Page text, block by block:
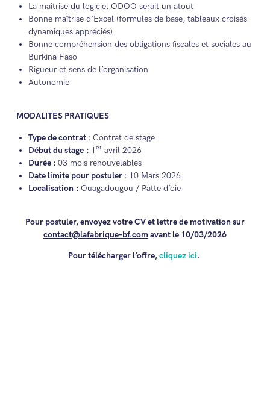
La maîtrise du logiciel ODOO serait un atout
Bonne maîtrise d’Excel (formules de base, tableaux croisés
dynamiques appréciés)
Bonne compréhension des obligations fiscales et sociales au
Burkina Faso
Rigueur et sens de l’organisation
Autonomie
MODALITES PRATIQUES
Type de contrat : Contrat de stage
Début du stage : 1 er avril 2026
Durée : 03 mois renouvelables
Date limite pour postuler : 10 Mars 2026
Localisation : Ouagadougou / Patte d’oie
Pour postuler, envoyez votre CV et lettre de motivation sur
contact@lafabrique-bf.com avant le 10/03/2026
Pour télécharger l’offre,cliquez ici.